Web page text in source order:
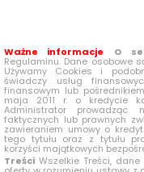
Ważne informacje O
Regulaminu. Dane osobowe
Używamy Cookies i
świadczy usług
finansowym lub
maja 2011 r. o kredycie
Administrator prowadząc
faktycznych lub prawnych
zawieraniem umowy o
tego tytułu oraz z tytułu
korzyści majątkowych
Treści Wszelkie Treści,